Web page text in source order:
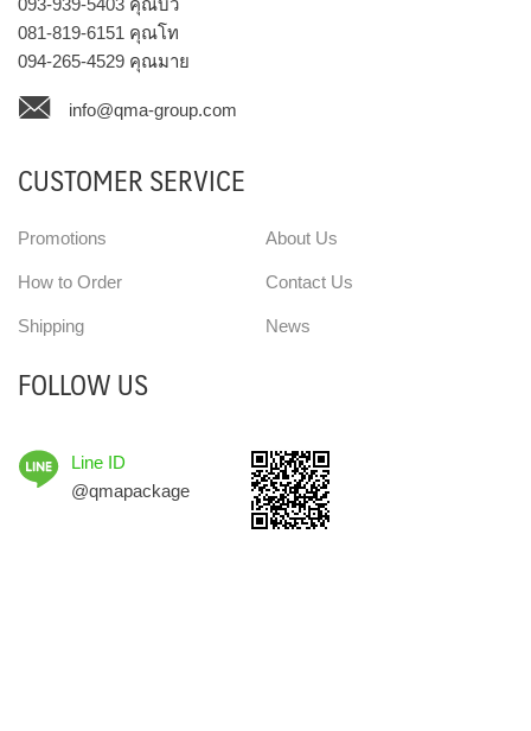
093-939-5403 คุณบิว
081-819-6151 คุณโท
094-265-4529 คุณมาย
info@qma-group.com
CUSTOMER SERVICE
Promotions
How to Order
Shipping
About Us
Contact Us
News
FOLLOW US
Line ID
@qmapackage